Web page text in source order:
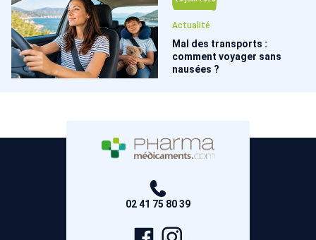
Actualité
Mal des transports :
comment voyager sans
nausées ?
02 41 75 80 39
Page